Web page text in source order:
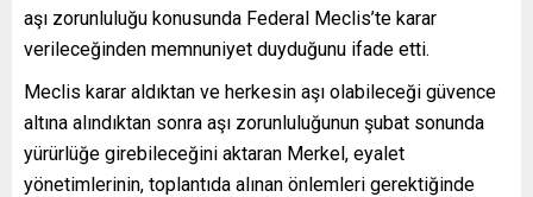
aşı zorunluluğu konusunda Federal Meclis’te karar
verileceğinden memnuniyet duyduğunu ifade etti.
Meclis karar aldıktan ve herkesin aşı olabileceği güvence
altına alındıktan sonra aşı zorunluluğunun şubat sonunda
yürürlüğe girebileceğini aktaran Merkel, eyalet
yönetimlerinin, toplantıda alınan önlemleri gerektiğinde